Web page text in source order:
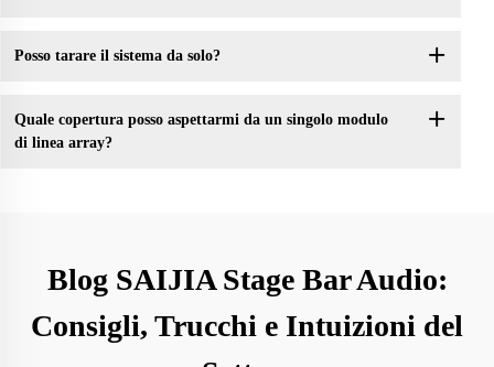
Posso tarare il sistema da solo?
Quale copertura posso aspettarmi da un singolo modulo
di linea array?
Blog SAIJIA Stage Bar Audio:
Consigli, Trucchi e Intuizioni del